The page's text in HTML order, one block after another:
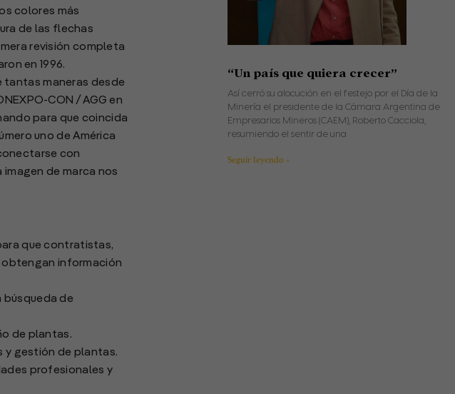
“Un país que quiera crecer”
Así cerró su alocución en el festejo por el Día de la
Minería el presidente de la Cámara Argentina de
Empresarios Mineros (CAEM), Roberto Cacciola,
resumiendo el sentir de una
Seguir leyendo »
colores más
de las flechas
revisión completa
en 1996.
tantas maneras desde
CON / AGG en
para que coincida
uno de América
con
de marca nos
que contratistas,
obtengan información
búsqueda de
de plantas.
y gestión de plantas.
profesionales y